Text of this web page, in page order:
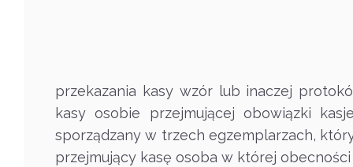
przekazania kasy wzór lub inaczej
kasy osobie przejmującej obowiązki
sporządzany w trzech egzemplarzach,
przejmujący kasę osoba w której